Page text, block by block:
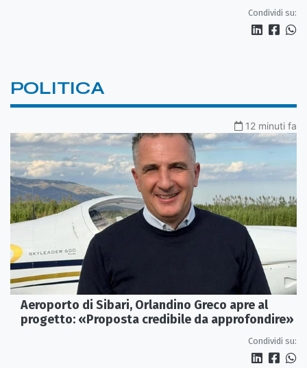
Condividi su:
POLITICA
12 minuti fa
Aeroporto di Sibari, Orlandino Greco apre al
progetto: «Proposta credibile da approfondire»
Condividi su: